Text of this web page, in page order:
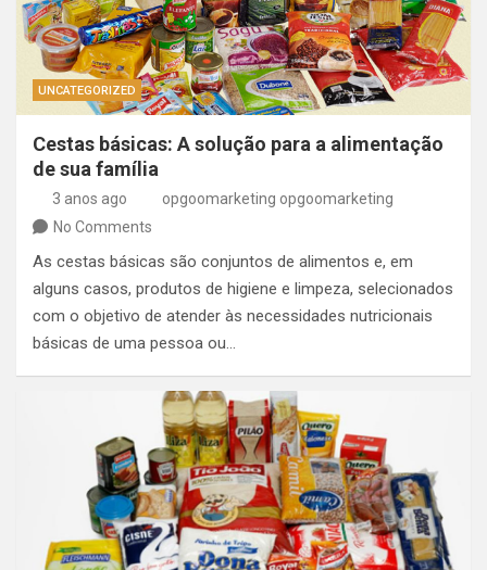
UNCATEGORIZED
Cestas básicas: A solução para a alimentação
de sua família
3 anos ago
opgoomarketing opgoomarketing
No Comments
As cestas básicas são conjuntos de alimentos e, em
alguns casos, produtos de higiene e limpeza, selecionados
com o objetivo de atender às necessidades nutricionais
básicas de uma pessoa ou…